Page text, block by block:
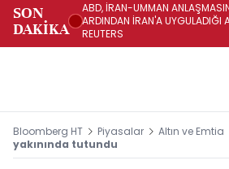
SON
DAKİKA
ABD, İRAN-UMMAN
ARDINDAN İRAN'A UYGULADIĞI
REUTERS
Bloomberg HT Piyasalar Altın ve Emtia
yakınında tutundu